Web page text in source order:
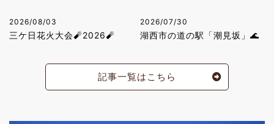
2026/08/03
三ケ日花火大会🧨2026🧨
2026/07/30
湖西市の道の駅「潮見坂」🌊
記事一覧はこちら